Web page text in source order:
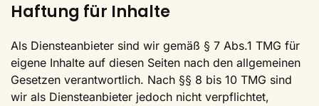
Haftung für Inhalte
Als Diensteanbieter sind wir gemäß § 7 Abs.1 TMG für
eigene Inhalte auf diesen Seiten nach den allgemeinen
Gesetzen verantwortlich. Nach §§ 8 bis 10 TMG sind
wir als Diensteanbieter jedoch nicht verpflichtet,